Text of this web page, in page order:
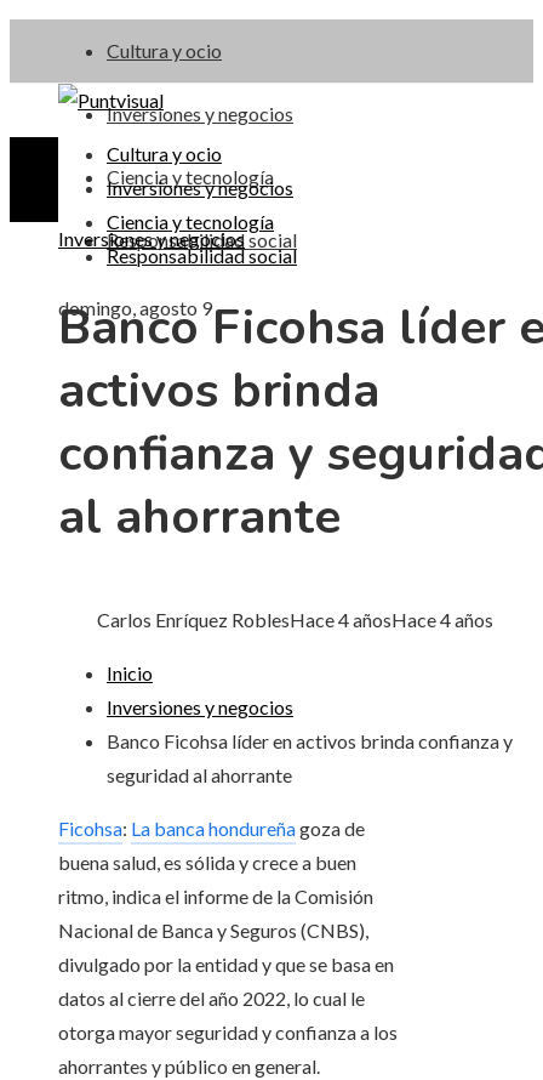
Cultura y ocio
Inversiones y negocios
Ciencia y tecnología
Responsabilidad social
domingo, agosto 9
Cultura y ocio
Inversiones y negocios
Ciencia y tecnología
Responsabilidad social
Inversiones y negocios
Banco Ficohsa líder
activos brinda
confianza y
al ahorrante
Carlos Enríquez RoblesHace 4 añosHace 4 años
Inicio
Inversiones y negocios
Banco Ficohsa líder en activos brinda confianza y
seguridad al ahorrante
Ficohsa: La banca hondureñagoza de
buena salud, es sólida y crece a buen
ritmo, indica el informe de la Comisión
Nacional de Banca y Seguros (CNBS),
divulgado por la entidad y que se basa en
datos al cierre del año 2022, lo cual le
otorga mayor seguridad y confianza a los
ahorrantes y público en general.